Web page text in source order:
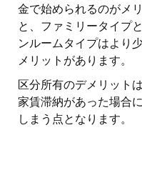
金で始められるのがメ
と、ファミリータイプ
ンルームタイプはより
メリットがあります。
区分所有のデメリット
家賃滞納があった場合
しまう点となります。